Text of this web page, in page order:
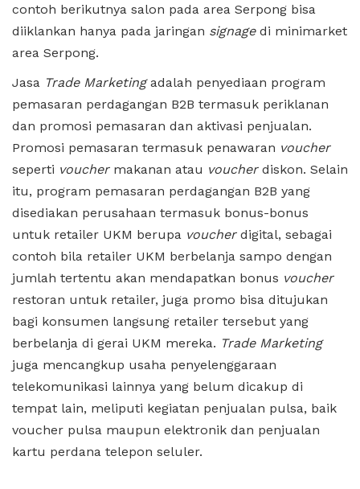
contoh berikutnya salon pada area Serpong bisa
diiklankan hanya pada jaringan signagedi minimarket
area Serpong.
Jasa Trade Marketingadalah penyediaan program
pemasaran perdagangan B2B termasuk periklanan
dan promosi pemasaran dan aktivasi penjualan.
Promosi pemasaran termasuk penawaran voucher
seperti vouchermakanan atau voucherdiskon. Selain
itu, program pemasaran perdagangan B2B yang
disediakan perusahaan termasuk bonus-bonus
untuk retailer UKM berupa voucherdigital, sebagai
contoh bila retailer UKM berbelanja sampo dengan
jumlah tertentu akan mendapatkan bonus voucher
restoran untuk retailer, juga promo bisa ditujukan
bagi konsumen langsung retailer tersebut yang
berbelanja di gerai UKM mereka. Trade Marketing
juga mencangkup usaha penyelenggaraan
telekomunikasi lainnya yang belum dicakup di
tempat lain, meliputi kegiatan penjualan pulsa, baik
voucher pulsa maupun elektronik dan penjualan
kartu perdana telepon seluler.